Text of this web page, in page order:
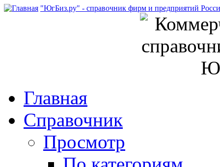
"ЮгБиз.ру" - справочник фирм и предприятий
Главная
Справочник
Просмотр